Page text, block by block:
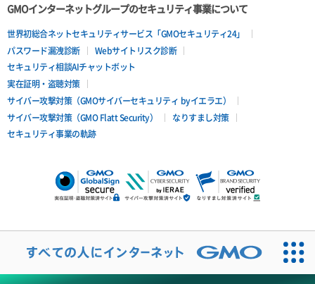
GMOインターネットグループのセキュリティ事業について
世界初総合ネットセキュリティサービス「GMOセキュリティ24」
パスワード漏洩診断
Webサイトリスク診断
セキュリティ相談AIチャットボット
実在証明・盗聴対策
サイバー攻撃対策（GMOサイバーセキュリティ byイエラエ）
サイバー攻撃対策（GMO Flatt Security）
なりすまし対策
セキュリティ事業の軌跡